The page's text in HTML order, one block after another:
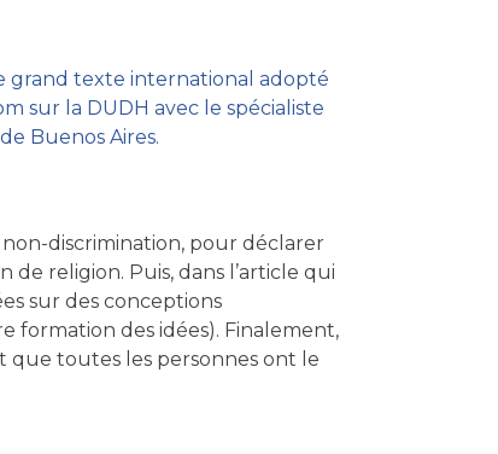
grand texte international adopté
sur la DUDH avec le spécialiste
Buenos Aires.
non-discrimination, pour déclarer
religion. Puis, dans l’article qui
sur des conceptions
formation des idées). Finalement,
que toutes les personnes ont le